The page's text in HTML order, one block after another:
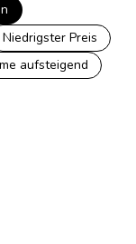
Niedrigster Preis
aufsteigend